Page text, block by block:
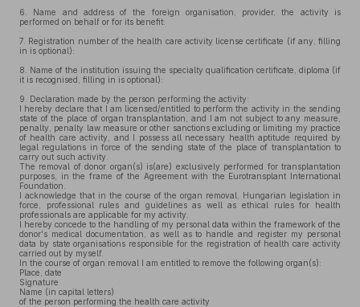
6.
Name and address of the foreign organisation, provider, the activity is
performed on behalf or for its benefit:
7. Registration number of the health care activity license certificate (if any, filling
in is optional):
8.
Name of the institution issuing the specialty qualification certificate, diploma (if
it is recognised, filling in is optional):
9.
Declaration made by the person performing the activity:
I hereby declare that I am licensed/entitled to perform the activity in the sending
state of the place of organ transplantation, and I am not subject to any measure,
penalty, penalty law measure or other sanctions excluding or limiting my practice
of health care activity, and I possess all necessary health aptitude required by
legal regulations in force of the sending state of the place of transplantation to
carry out such activity.
The removal of donor organ(s) is(are) exclusively performed for transplantation
purposes, in the frame of the Agreement with the Eurotransplant International
Foundation.
I acknowledge that in the course of the organ removal, Hungarian legislation in
force, professional rules and guidelines as well as ethical rules for health
professionals are applicable for my activity.
I hereby concede to the handling of my personal data within the framework of the
donor's medical documentation, as well as to handle and register my personal
data by state organisations responsible for the registration of health care activity
carried out by myself.
In the course of organ removal I am entitled to remove the following organ(s):
Place, date
Signature
Name (in capital letters)
of the person performing the health care activity